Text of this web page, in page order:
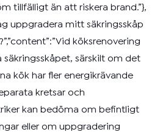
tillfälligt än att riskera brand.”},
uppgradera mitt säkringsskåp
köksrenovering
särskilt om det
kök har fler energikrävande
kretsar och
kan bedöma om befintligt
eller om uppgradering